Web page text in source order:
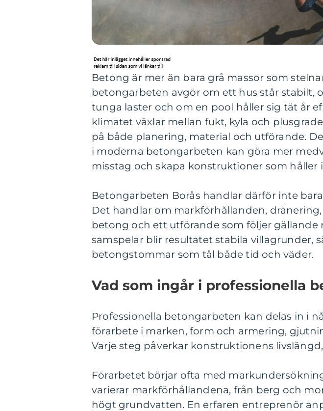
Betong är mer än bara grå massor som
betongarbeten avgör om ett hus står stabilt,
tunga laster och om en pool håller sig tät år
klimatet växlar mellan fukt, kyla och
på både planering, material och utförande.
i moderna betongarbeten kan göra mer
misstag och skapa konstruktioner som håller
Betongarbeten Borås handlar därför inte
Det handlar om markförhållanden,
betong och ett utförande som följer gällande
samspelar blir resultatet stabila villagrunder,
betongstommar som tål både tid och väder.
Vad som ingår i professionella
Professionella betongarbeten kan delas in i
förarbete i marken, form och armering,
Varje steg påverkar konstruktionens
Förarbetet börjar ofta med
varierar markförhållandena, från berg och
högt grundvatten. En erfaren entreprenör